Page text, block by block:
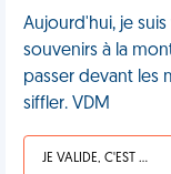
Aujourd'hui, je
souvenirs à la
passer devant les
siffler. VDM
JE VALIDE, C'EST UNE VDM